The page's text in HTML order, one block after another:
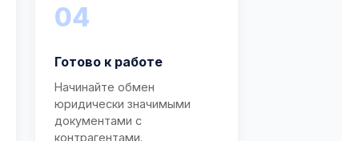
04
Готово к работе
Начинайте обмен
юридически значимыми
документами с
контрагентами.